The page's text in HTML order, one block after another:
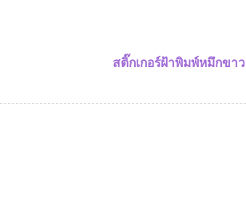
สติ๊กเกอร์ฝ้าพิมพ์หมึกขาว